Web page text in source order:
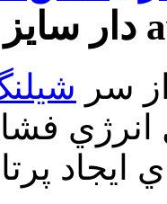
سر
انرژي